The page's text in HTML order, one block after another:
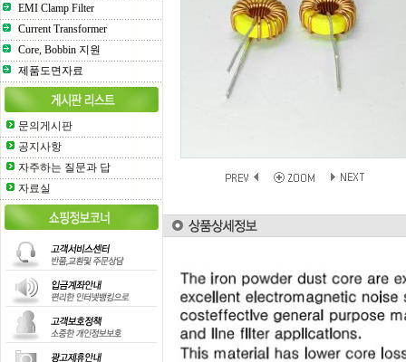
EMI Clamp Filter
Current Transformer
Core, Bobbin 지원
제품도면자료
문의게시판
공지사항
자주하는 질문과 답
자료실